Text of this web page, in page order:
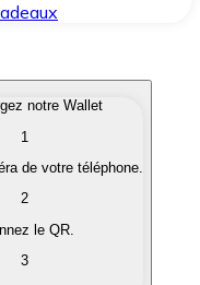
vous intéressent
en monnaie
notre Wallet
1
de votre téléphone.
2
le QR.
3